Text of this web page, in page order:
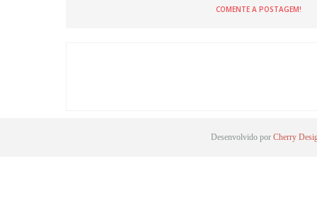
COMENTE A POSTAGEM!
Desenvolvido por Cherry